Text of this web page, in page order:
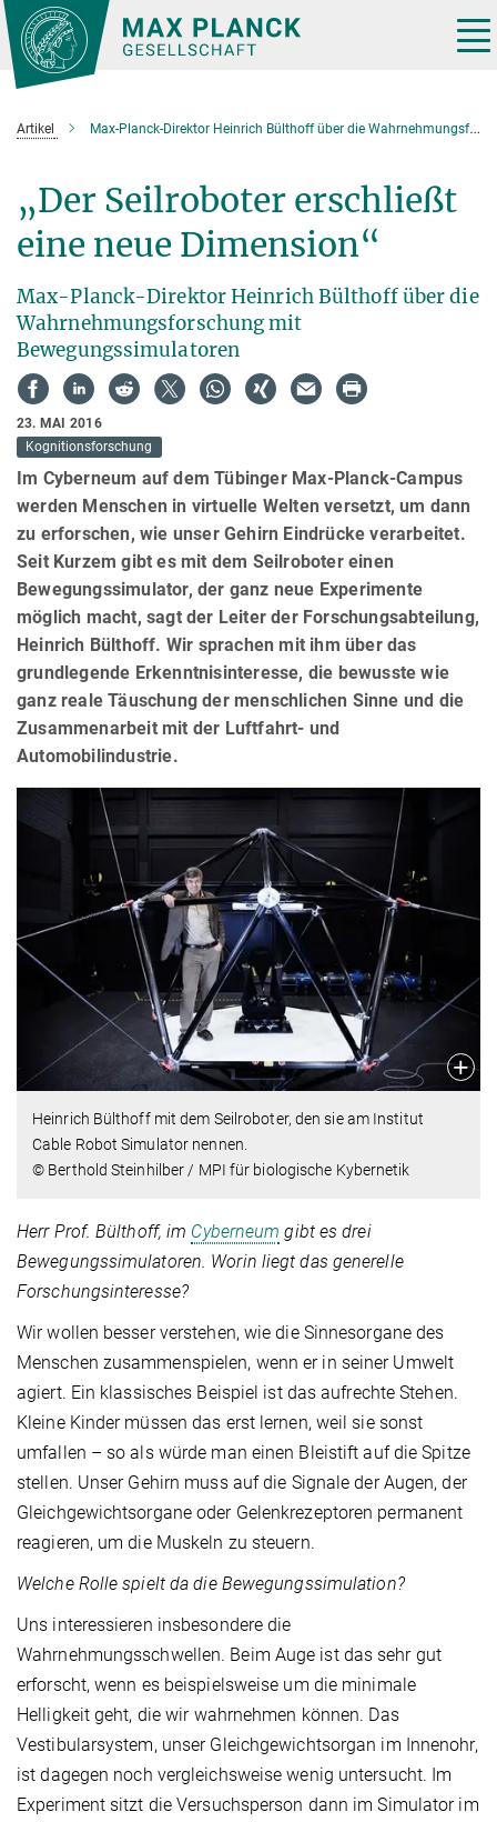
Hauptinhalt
Artikel Max-Planck-Direktor Heinrich Bülthoff über die Wahrnehmungsforschung mit Bewegungssimulatoren
„Der Seilroboter erschließt
eine neue Dimension“
Max-Planck-Direktor Heinrich Bülthoff über die
Wahrnehmungsforschung mit
Bewegungssimulatoren
23. MAI 2016
Kognitionsforschung
Im Cyberneum auf dem Tübinger Max-Planck-Campus
werden Menschen in virtuelle Welten versetzt, um dann
zu erforschen, wie unser Gehirn Eindrücke verarbeitet.
Seit Kurzem gibt es mit dem Seilroboter einen
Bewegungssimulator, der ganz neue Experimente
möglich macht, sagt der Leiter der Forschungsabteilung,
Heinrich Bülthoff. Wir sprachen mit ihm über das
grundlegende Erkenntnisinteresse, die bewusste wie
ganz reale Täuschung der menschlichen Sinne und die
Zusammenarbeit mit der Luftfahrt- und
Automobilindustrie.
Heinrich Bülthoff mit dem Seilroboter, den sie am Institut
Cable Robot Simulator nennen.
© Berthold Steinhilber / MPI für biologische Kybernetik
Herr Prof. Bülthoff, im Cyberneum gibt es drei
Bewegungssimulatoren. Worin liegt das generelle
Forschungsinteresse?
Wir wollen besser verstehen, wie die Sinnesorgane des
Menschen zusammenspielen, wenn er in seiner Umwelt
agiert. Ein klassisches Beispiel ist das aufrechte Stehen.
Kleine Kinder müssen das erst lernen, weil sie sonst
umfallen – so als würde man einen Bleistift auf die Spitze
stellen. Unser Gehirn muss auf die Signale der Augen, der
Gleichgewichtsorgane oder Gelenkrezeptoren permanent
reagieren, um die Muskeln zu steuern.
Welche Rolle spielt da die Bewegungssimulation?
Uns interessieren insbesondere die
Wahrnehmungsschwellen. Beim Auge ist das sehr gut
erforscht, wenn es beispielsweise um die minimale
Helligkeit geht, die wir wahrnehmen können. Das
Vestibularsystem, unser Gleichgewichtsorgan im Innenohr,
ist dagegen noch vergleichsweise wenig untersucht. Im
Experiment sitzt die Versuchsperson dann im Simulator im